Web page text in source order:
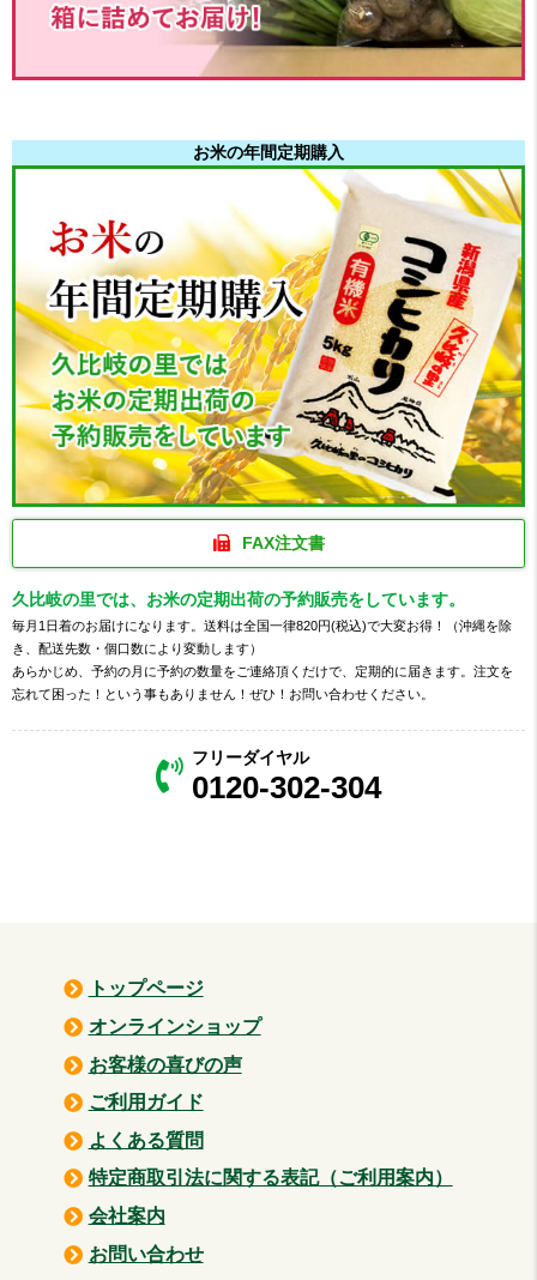
お米の年間定期購入
FAX注文書
久比岐の里では、お米の定期出荷の予約販売をしています。
毎月1日着のお届けになります。送料は全国一律820円(税込)で大変お得！（沖縄を除
き、配送先数・個口数により変動します）
あらかじめ、予約の月に予約の数量をご連絡頂くだけで、定期的に届きます。注文を
忘れて困った！という事もありません！ぜひ！お問い合わせください。
フリーダイヤル
0120-302-304
トップページ
オンラインショップ
お客様の喜びの声
ご利用ガイド
よくある質問
特定商取引法に関する表記（ご利用案内）
会社案内
お問い合わせ